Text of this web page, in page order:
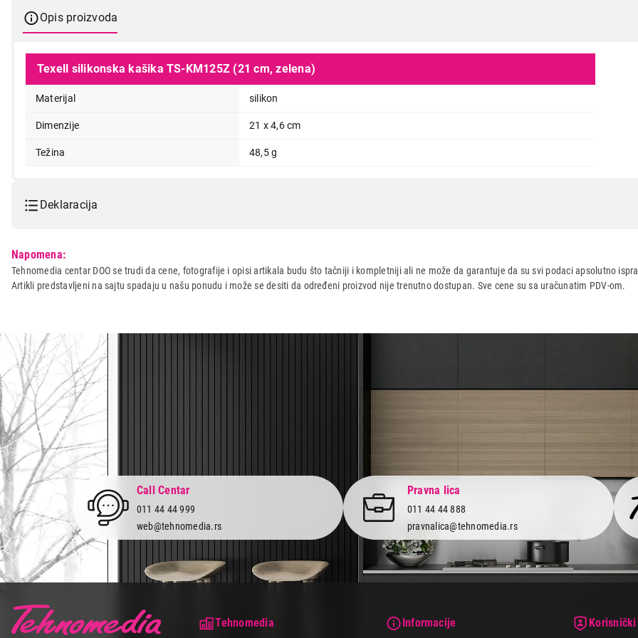
Opis proizvoda
Texell silikonska kašika TS-KM125Z (21 cm, zelena)
Materijal silikon
Dimenzije 21 x 4,6 cm
Težina 48,5 g
Deklaracija
Naziv i vrsta robe:
POSUDJE
Uvoznik:
MALI KUCNI APARATI DOO
Napomena:
Tehnomedia centar DOO se trudi da cene, fotografije i opisi artikala budu što tačniji i kompletniji ali ne može da garantuje da su svi podaci apsolutno
Artikli predstavljeni na sajtu spadaju u našu ponudu i može se desiti da određeni proizvod nije trenutno dostupan. Sve cene su sa uračunatim PDV-om.
TEXELL TS-KM125Z 21cm (zel.)
Call Centar
011 44 44 999
web@tehnomedia.rs
Pravna lica
011 44 44 888
pravnalica@tehnomedia.rs
Tehnomedia Informacije